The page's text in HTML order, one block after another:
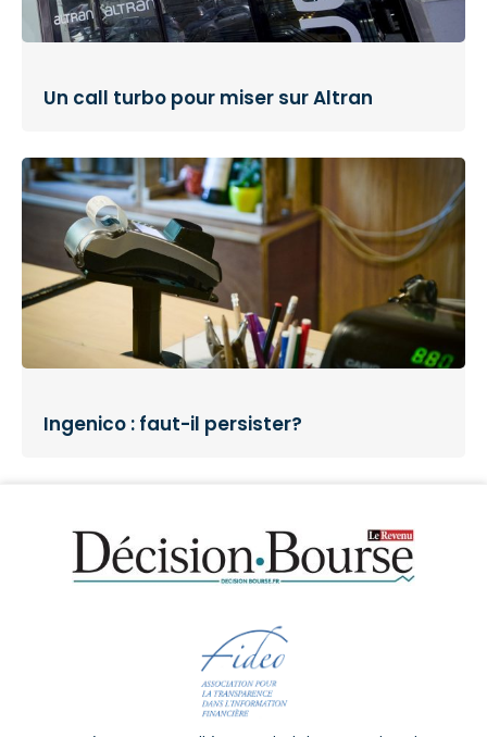
Un call turbo pour miser sur Altran
Ingenico : faut-il persister?